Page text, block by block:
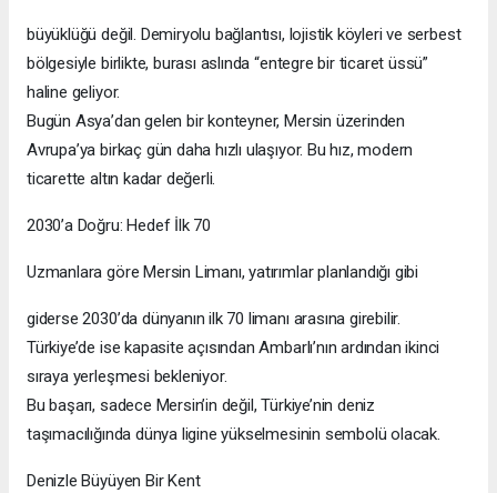
büyüklüğü değil. Demiryolu bağlantısı, lojistik köyleri ve serbest
bölgesiyle birlikte, burası aslında “entegre bir ticaret üssü”
haline geliyor.
Bugün Asya’dan gelen bir konteyner, Mersin üzerinden
Avrupa’ya birkaç gün daha hızlı ulaşıyor. Bu hız, modern
ticarette altın kadar değerli.
2030’a Doğru: Hedef İlk 70
Uzmanlara göre Mersin Limanı, yatırımlar planlandığı gibi
giderse 2030’da dünyanın ilk 70 limanı arasına girebilir.
Türkiye’de ise kapasite açısından Ambarlı’nın ardından ikinci
sıraya yerleşmesi bekleniyor.
Bu başarı, sadece Mersin’in değil, Türkiye’nin deniz
taşımacılığında dünya ligine yükselmesinin sembolü olacak.
Denizle Büyüyen Bir Kent